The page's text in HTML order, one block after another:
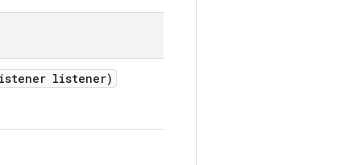
listener)